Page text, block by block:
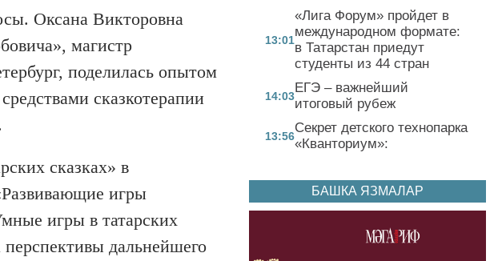
Оксана Викторовна
магистр
поделилась опытом
сказкотерапии
сказках» в
игры
игры в татарских
перспективы дальнейшего
13:01
«Лига Форум» пройдет в
международном формате:
в Татарстан приедут
студенты из 44 стран
14:03
ЕГЭ – важнейший
итоговый рубеж
13:56
Секрет детского технопарка
«Кванториум»:
БАШКА ЯЗМАЛАР